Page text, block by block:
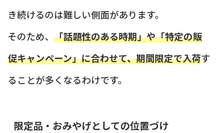
き続けるのは難しい側面があります。
そのため、 「話題性のある時期」や「特定の販
促キャンペーン」に合わせて、期間限定で入荷す
ることが多くなるわけです。
限定品・おみやげとしての位置づけ